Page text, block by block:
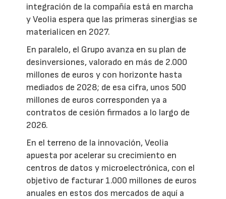
integración de la compañía está en marcha
y Veolia espera que las primeras sinergias se
materialicen en 2027.
En paralelo, el Grupo avanza en su plan de
desinversiones, valorado en más de 2.000
millones de euros y con horizonte hasta
mediados de 2028; de esa cifra, unos 500
millones de euros corresponden ya a
contratos de cesión firmados a lo largo de
2026.
En el terreno de la innovación, Veolia
apuesta por acelerar su crecimiento en
centros de datos y microelectrónica, con el
objetivo de facturar 1.000 millones de euros
anuales en estos dos mercados de aquí a